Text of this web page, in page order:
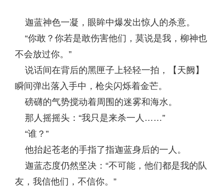
迦蓝神色一凝，眼眸中爆发出惊人的杀意。
“你敢？你若是敢伤害他们，莫说是我，柳神也
不会放过你。”
说话间在背后的黑匣子上轻轻一拍，【天阙】
瞬间弹出落入手中，枪尖闪烁着金芒。
磅礴的气势搅动着周围的迷雾和海水。
那人摇摇头：“我只是来杀一人……”
“谁？”
他抬起苍老的手指了指迦蓝身后的一人。
迦蓝态度仍然坚决：“不可能，他们都是我的队
友，我信他们，不信你。”